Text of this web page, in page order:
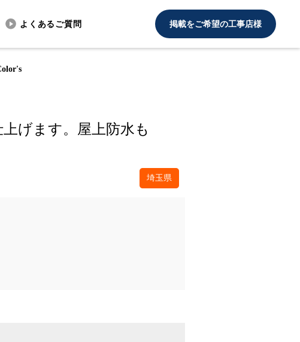
よくあるご質問 掲載をご希望の工事店様
げます。屋上防水も
埼玉県